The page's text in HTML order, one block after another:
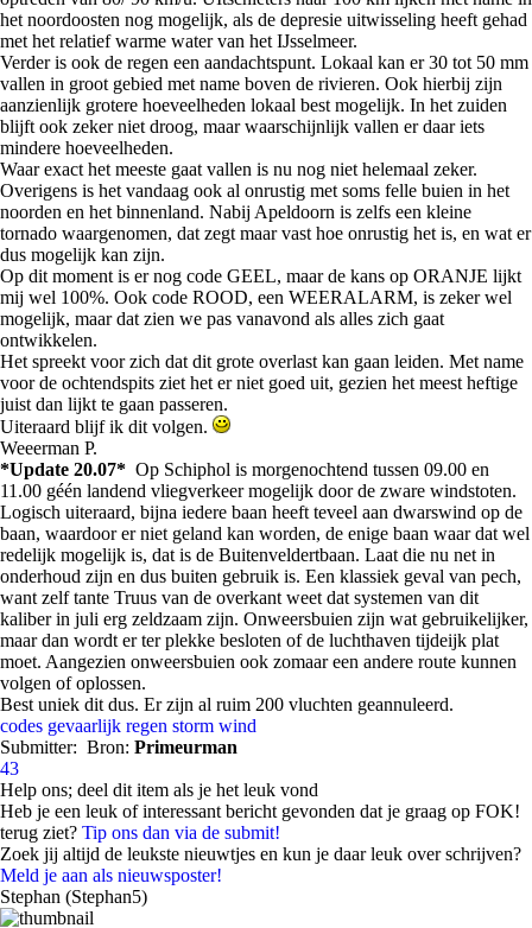
het noordoosten nog mogelijk, als de depresie uitwisseling heeft gehad
met het relatief warme water van het IJsselmeer.
Verder is ook de regen een aandachtspunt. Lokaal kan er 30 tot 50 mm
vallen in groot gebied met name boven de rivieren. Ook hierbij zijn
aanzienlijk grotere hoeveelheden lokaal best mogelijk. In het zuiden
blijft ook zeker niet droog, maar waarschijnlijk vallen er daar iets
mindere hoeveelheden.
Waar exact het meeste gaat vallen is nu nog niet helemaal zeker.
Overigens is het vandaag ook al onrustig met soms felle buien in het
noorden en het binnenland. Nabij Apeldoorn is zelfs een kleine
tornado waargenomen, dat zegt maar vast hoe onrustig het is, en wat er
dus mogelijk kan zijn.
Op dit moment is er nog code GEEL, maar de kans op ORANJE lijkt
mij wel 100%. Ook code ROOD, een WEERALARM, is zeker wel
mogelijk, maar dat zien we pas vanavond als alles zich gaat
ontwikkelen.
Het spreekt voor zich dat dit grote overlast kan gaan leiden. Met name
voor de ochtendspits ziet het er niet goed uit, gezien het meest heftige
juist dan lijkt te gaan passeren.
Uiteraard blijf ik dit volgen.
Weeerman P.
*Update 20.07* Op Schiphol is morgenochtend tussen 09.00 en
11.00 géén landend vliegverkeer mogelijk door de zware windstoten.
Logisch uiteraard, bijna iedere baan heeft teveel aan dwarswind op de
baan, waardoor er niet geland kan worden, de enige baan waar dat wel
redelijk mogelijk is, dat is de Buitenveldertbaan. Laat die nu net in
onderhoud zijn en dus buiten gebruik is. Een klassiek geval van pech,
want zelf tante Truus van de overkant weet dat systemen van dit
kaliber in juli erg zeldzaam zijn. Onweersbuien zijn wat gebruikelijker,
maar dan wordt er ter plekke besloten of de luchthaven tijdeijk plat
moet. Aangezien onweersbuien ook zomaar een andere route kunnen
volgen of oplossen.
Best uniek dit dus. Er zijn al ruim 200 vluchten geannuleerd.
codes gevaarlijk regen storm wind
Submitter: Bron: Primeurman
43
Help ons; deel dit item als je het leuk vond
Heb je een leuk of interessant bericht gevonden dat je graag op FOK!
terug ziet? Tip ons dan via de submit!
Zoek jij altijd de leukste nieuwtjes en kun je daar leuk over schrijven?
Meld je aan als nieuwsposter!
Stephan (Stephan5)